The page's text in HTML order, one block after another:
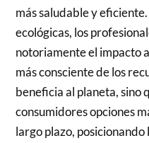
más saludable y
ecológicas, los
notoriamente el impacto
más consciente de los
beneficia al planeta, sino
consumidores opciones
largo plazo,